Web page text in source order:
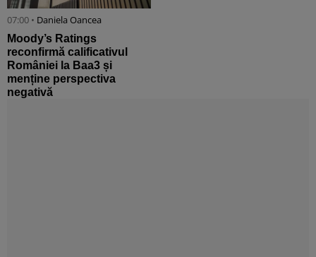
07:00 • Daniela Oancea
Moody’s Ratings
reconfirmă calificativul
României la Baa3 și
menține perspectiva
negativă